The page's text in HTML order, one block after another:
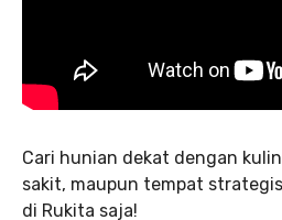
Cari hunian dekat dengan
sakit, maupun tempat
di Rukita saja!